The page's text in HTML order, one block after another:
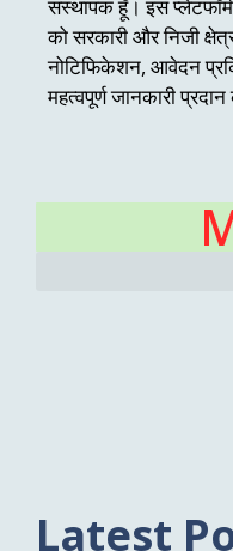
संस्थापक हूँ। इस प्लेटफॉर्म
को सरकारी और निजी
नोटिफिकेशन, आवेदन
महत्वपूर्ण जानकारी
Latest